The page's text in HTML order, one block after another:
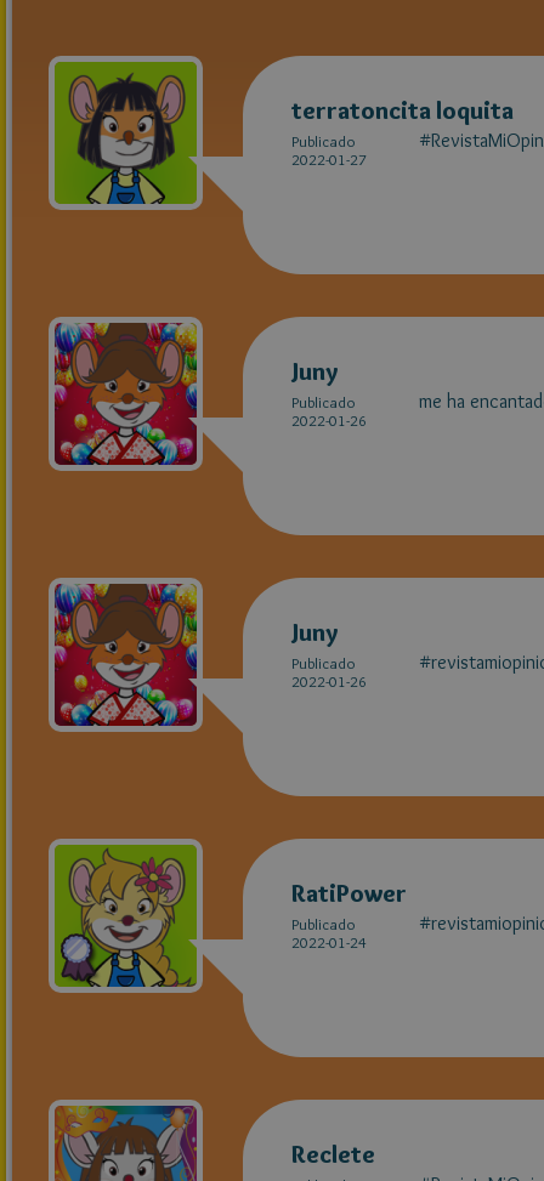
terratoncita loquita
Publicado
2022-01-27
Juny
Publicado
2022-01-26
me ha
Juny
Publicado
2022-01-26
RatiPower
Publicado
2022-01-24
Reclete